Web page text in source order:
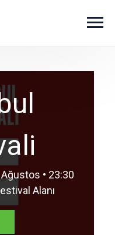
• 23:30
Alanı